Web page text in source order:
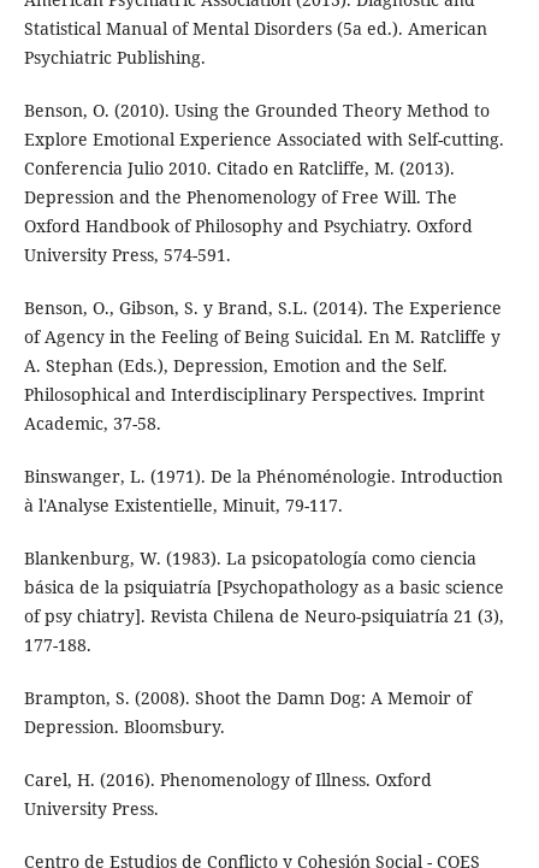
Statistical Manual of Mental Disorders (5a ed.). American
Psychiatric Publishing.
Benson, O. (2010). Using the Grounded Theory Method to
Explore Emotional Experience Associated with Self-cutting.
Conferencia Julio 2010. Citado en Ratcliffe, M. (2013).
Depression and the Phenomenology of Free Will. The
Oxford Handbook of Philosophy and Psychiatry. Oxford
University Press, 574-591.
Benson, O., Gibson, S. y Brand, S.L. (2014). The Experience
of Agency in the Feeling of Being Suicidal. En M. Ratcliffe y
A. Stephan (Eds.), Depression, Emotion and the Self.
Philosophical and Interdisciplinary Perspectives. Imprint
Academic, 37-58.
Binswanger, L. (1971). De la Phénoménologie. Introduction
à l'Analyse Existentielle, Minuit, 79-117.
Blankenburg, W. (1983). La psicopatología como ciencia
básica de la psiquiatría [Psychopathology as a basic science
of psy chiatry]. Revista Chilena de Neuro-psiquiatría 21 (3),
177-188.
Brampton, S. (2008). Shoot the Damn Dog: A Memoir of
Depression. Bloomsbury.
Carel, H. (2016). Phenomenology of Illness. Oxford
University Press.
Centro de Estudios de Conflicto y Cohesión Social - COES